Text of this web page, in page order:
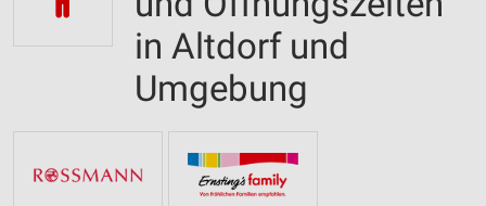
in Altdorf und
Umgebung